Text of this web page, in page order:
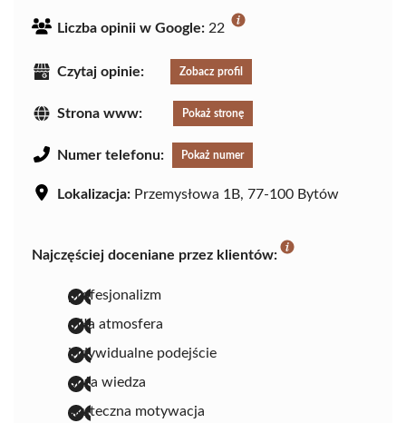
Liczba opinii w Google: 22
Czytaj opinie: Zobacz profil
Strona www: Pokaż stronę
Numer telefonu: Pokaż numer
Lokalizacja: Przemysłowa 1B, 77-100 Bytów
Najczęściej doceniane przez klientów:
profesjonalizm
miła atmosfera
indywidualne podejście
duża wiedza
skuteczna motywacja